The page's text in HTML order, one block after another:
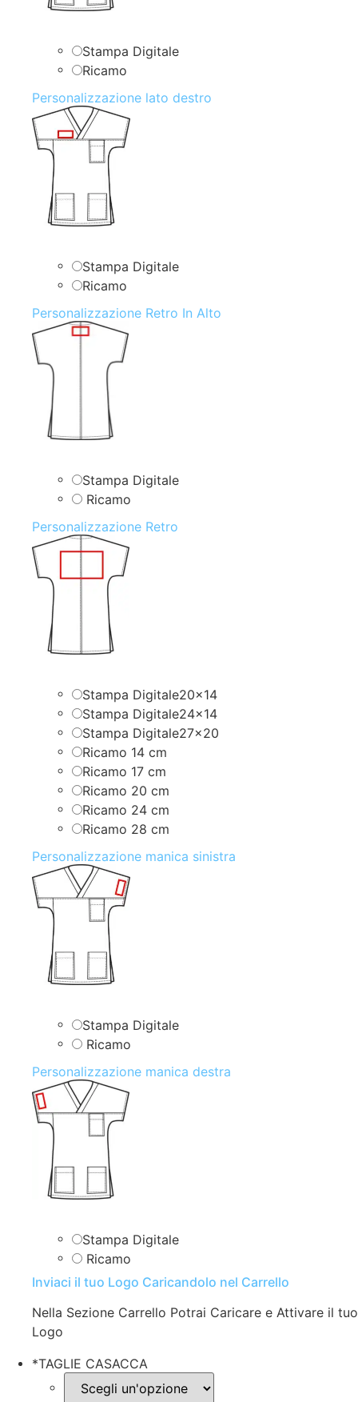
Stampa Digitale
Ricamo
Personalizzazione lato destro
Stampa Digitale
Ricamo
Personalizzazione Retro In Alto
Stampa Digitale
Ricamo
Personalizzazione Retro
Stampa Digitale20x14
Stampa Digitale24x14
Stampa Digitale27x20
Ricamo 14 cm
Ricamo 17 cm
Ricamo 20 cm
Ricamo 24 cm
Ricamo 28 cm
Personalizzazione manica sinistra
Stampa Digitale
Ricamo
Personalizzazione manica destra
Stampa Digitale
Ricamo
Inviaci il tuo Logo Caricandolo nel Carrello
Nella Sezione Carrello Potrai Caricare e Attivare il tuo
Logo
*TAGLIE CASACCA